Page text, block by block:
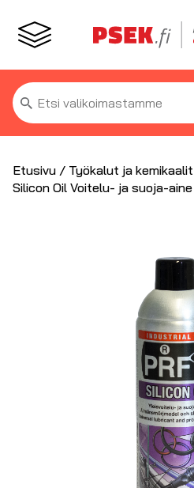
Etsi:
Etusivu / Työkalut ja kemikaalit
Silicon Oil Voitelu- ja suoja-